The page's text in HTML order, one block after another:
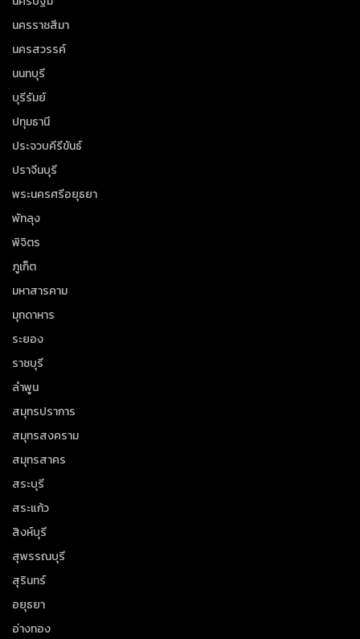
นครราชสีมา
นครสวรรค์
นนทบุรี
บุรีรัมย์
ปทุมธานี
ประจวบคีรีขันธ์
ปราจีนบุรี
พระนครศรีอยุธยา
พัทลุง
พิจิตร
ภูเก็ต
มหาสารคาม
มุกดาหาร
ระยอง
ราชบุรี
ลำพูน
สมุทรปราการ
สมุทรสงคราม
สมุทรสาคร
สระบุรี
สระแก้ว
สิงห์บุรี
สุพรรณบุรี
สุรินทร์
อยุธยา
อ่างทอง